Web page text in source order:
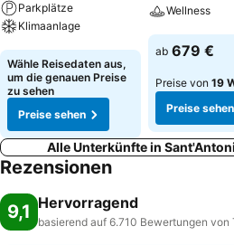
Parkplätze
Klimaanlage
Preise sehen
Wähle Reisedaten aus,
um die genauen Preise
zu sehen
Preise sehen
Wellness
Preise sehen
ab 679 €
Preise von 19
Preise sehen
Alle Unterkünfte in
Rezensionen
9,1 Hervorragend
basierend auf 6.710 Bewertungen von